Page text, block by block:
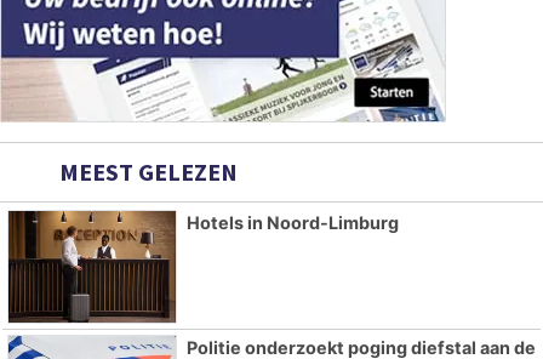
MEEST GELEZEN
Hotels in Noord-Limburg
Politie onderzoekt poging diefstal aan de